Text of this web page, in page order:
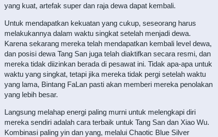
yang kuat, artefak super dan raja dewa dapat kembali.
Untuk mendapatkan kekuatan yang cukup, seseorang harus
melakukannya dalam waktu singkat setelah menjadi dewa.
Karena sekarang mereka telah mendapatkan kembali level dewa,
dan posisi dewa Tang San juga telah diaktifkan secara resmi, dan
mereka tidak diizinkan berada di pesawat ini. Tidak apa-apa untuk
waktu yang singkat, tetapi jika mereka tidak pergi setelah waktu
yang lama, Bintang FaLan pasti akan memberi mereka penolakan
yang lebih besar.
Langsung melahap energi paling murni untuk melengkapi diri
mereka sendiri adalah cara terbaik untuk Tang San dan Xiao Wu.
Kombinasi paling yin dan yang, melalui Chaotic Blue Silver